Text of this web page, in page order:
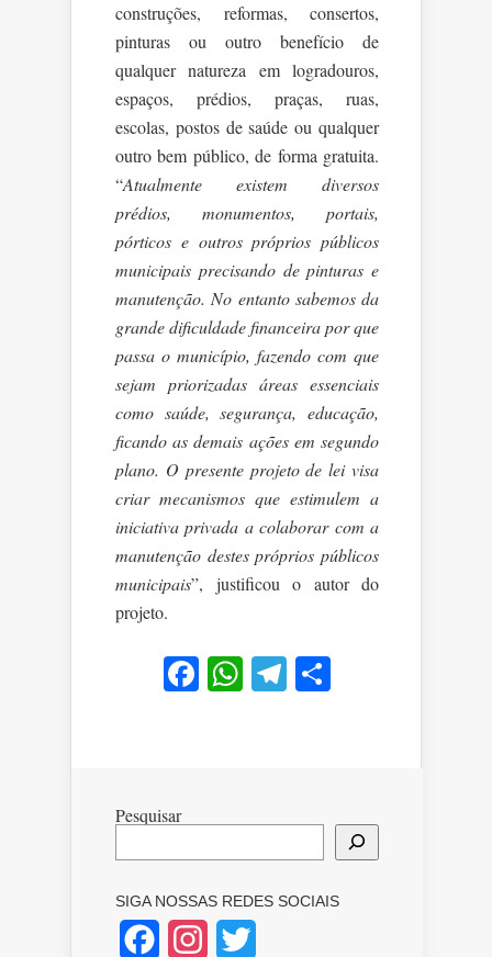
construções, reformas, consertos,
pinturas ou outro benefício de
qualquer natureza em logradouros,
espaços, prédios, praças, ruas,
escolas, postos de saúde ou qualquer
outro bem público, de forma gratuita.
“Atualmente existem diversos
prédios, monumentos, portais,
pórticos e outros próprios públicos
municipais precisando de pinturas e
manutenção. No entanto sabemos da
grande dificuldade financeira por que
passa o município, fazendo com que
sejam priorizadas áreas essenciais
como saúde, segurança, educação,
ficando as demais ações em segundo
plano. O presente projeto de lei visa
criar mecanismos que estimulem a
iniciativa privada a colaborar com a
manutenção destes próprios públicos
municipais”, justificou o autor do
projeto.
Facebook
WhatsApp
Telegram
Pesquisar
SIGA NOSSAS REDES SOCIAIS
FacebookInstagram